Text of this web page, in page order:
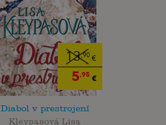
13,90€
5,95€
Diabol v prestrojení
Kleypasová Lisa